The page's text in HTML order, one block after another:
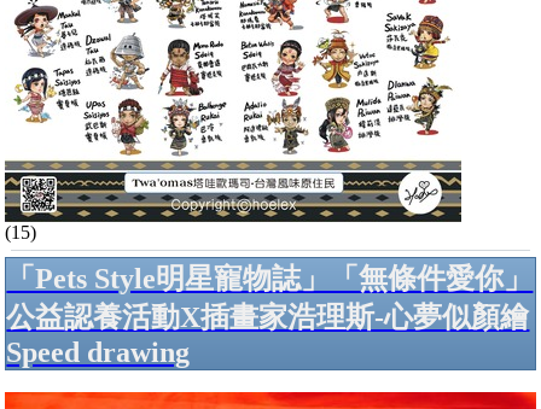
(15)
「Pets Style明星寵物誌」「無條件愛你」
公益認養活動X插畫家浩理斯-心夢似顏繪
Speed drawing